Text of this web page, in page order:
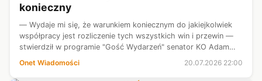
konieczny
— Wydaje mi się, że warunkiem koniecznym do jakiejkolwiek
współpracy jest rozliczenie tych wszystkich win i przewin —
stwierdził w programie "Gość Wydarzeń" senator KO Adam
Bodnar. W ten sposób odniósł się do pytania o ewentualną
współpracę jego part...
Onet Wiadomości 20.07.2026 22:00